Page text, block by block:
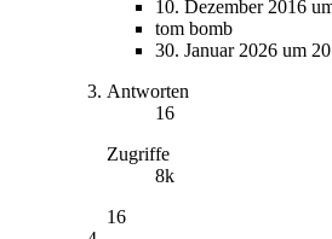
10. Dezember 2016
tom bomb
30. Januar 2026 um
Antworten
16
Zugriffe
8k
16